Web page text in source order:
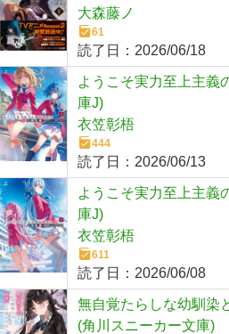
大森藤ノ
61
読了日： 2026/06/18
ようこそ実力至上主義
庫J)
衣笠彰梧
444
読了日： 2026/06/13
ようこそ実力至上主義
庫J)
衣笠彰梧
611
読了日： 2026/06/08
無自覚たらしな幼馴染
(角川スニーカー文庫)